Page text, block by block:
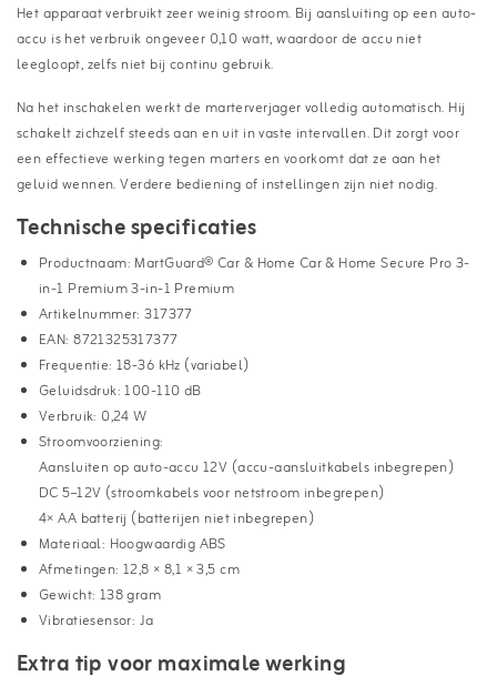
Het apparaat verbruikt zeer weinig stroom. Bij aansluiting op een auto-
accu is het verbruik ongeveer 0,10 watt, waardoor de accu niet
leegloopt, zelfs niet bij continu gebruik.
Na het inschakelen werkt de marterverjager volledig automatisch. Hij
schakelt zichzelf steeds aan en uit in vaste intervallen. Dit zorgt voor
een effectieve werking tegen marters en voorkomt dat ze aan het
geluid wennen. Verdere bediening of instellingen zijn niet nodig.
Technische specificaties
Productnaam: MartGuard® Car & Home Car & Home Secure Pro 3-
in-1 Premium 3-in-1 Premium
Artikelnummer: 317377
EAN: 8721325317377
Frequentie: 18-36 kHz (variabel)
Geluidsdruk: 100-110 dB
Verbruik: 0,24 W
Stroomvoorziening:
Aansluiten op auto-accu 12V (accu-aansluitkabels inbegrepen)
DC 5–12V (stroomkabels voor netstroom inbegrepen)
4× AA batterij (batterijen niet inbegrepen)
Materiaal: Hoogwaardig ABS
Afmetingen: 12,8 × 8,1 × 3,5 cm
Gewicht: 138 gram
Vibratiesensor: Ja
Extra tip voor maximale werking